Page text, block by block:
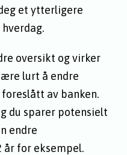
et ytterligere
oversikt og virker
lurt å endre
av banken.
du sparer potensielt
endre
for eksempel.